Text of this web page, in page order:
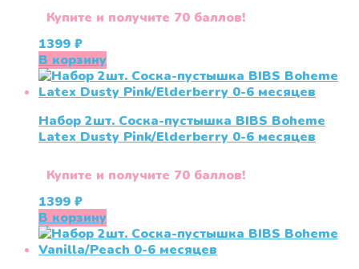
Купите и получите 70 баллов!
1399 ₽
В корзину
Набор 2шт. Соска-пустышка BIBS Boheme
Latex Dusty Pink/Elderberry 0-6 месяцев
Купите и получите 70 баллов!
1399 ₽
В корзину